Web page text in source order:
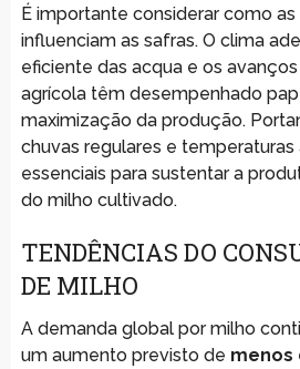
É importante considerar como
influenciam as safras. O clima
eficiente das acqua e os
agrícola têm desempenhado
maximização da produção.
chuvas regulares e temperaturas
essenciais para sustentar a
do milho cultivado.
TENDÊNCIAS DO
DE MILHO
A demanda global por milho
um aumento previsto de menos